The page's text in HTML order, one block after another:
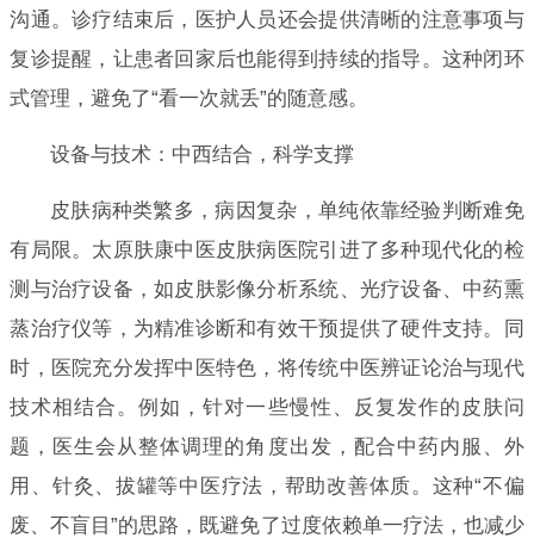
沟通。诊疗结束后，医护人员还会提供清晰的注意事项与
复诊提醒，让患者回家后也能得到持续的指导。这种闭环
式管理，避免了“看一次就丢”的随意感。
设备与技术：中西结合，科学支撑
皮肤病种类繁多，病因复杂，单纯依靠经验判断难免
有局限。太原肤康中医皮肤病医院引进了多种现代化的检
测与治疗设备，如皮肤影像分析系统、光疗设备、中药熏
蒸治疗仪等，为精准诊断和有效干预提供了硬件支持。同
时，医院充分发挥中医特色，将传统中医辨证论治与现代
技术相结合。例如，针对一些慢性、反复发作的皮肤问
题，医生会从整体调理的角度出发，配合中药内服、外
用、针灸、拔罐等中医疗法，帮助改善体质。这种“不偏
废、不盲目”的思路，既避免了过度依赖单一疗法，也减少